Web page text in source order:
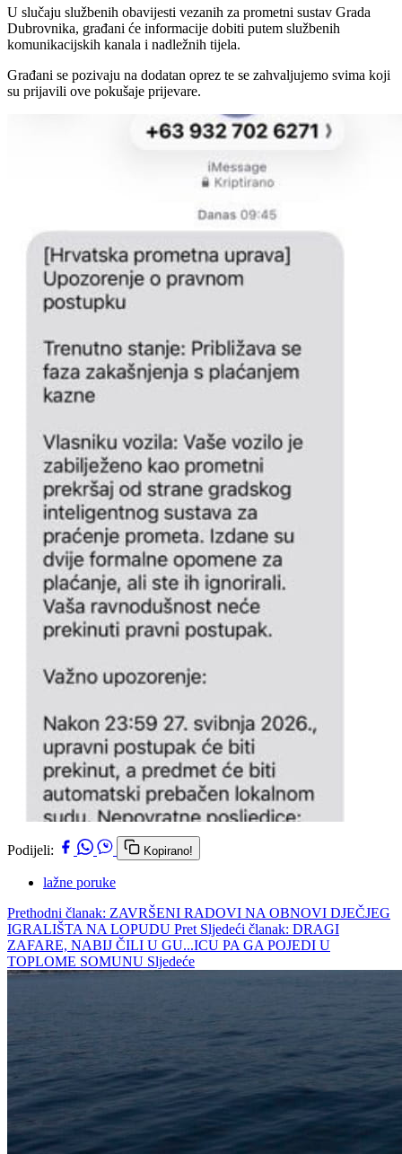
U slučaju službenih obavijesti vezanih za prometni sustav Grada
Dubrovnika, građani će informacije dobiti putem službenih
komunikacijskih kanala i nadležnih tijela.
Građani se pozivaju na dodatan oprez te se zahvaljujemo svima koji
su prijavili ove pokušaje prijevare.
Podijeli: Kopirano!
lažne poruke
Prethodni članak: ZAVRŠENI RADOVI NA OBNOVI DJEČJEG
IGRALIŠTA NA LOPUDU Pret Sljedeći članak: DRAGI
ZAFARE, NABIJ ČILI U GU...ICU PA GA POJEDI U
TOPLOME SOMUNU Sljedeće